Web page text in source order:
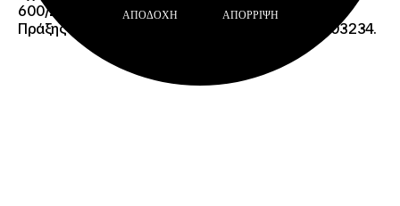
600/2355/13042/08-05-2026 πρόσκλησης, της
Πράξης «Σχολεία Δεύτερης Ευκαιρίας», ΟΠΣ 6003234.
ΑΠΟΔΟΧΉ ΑΠΌΡΡΙΨΗ